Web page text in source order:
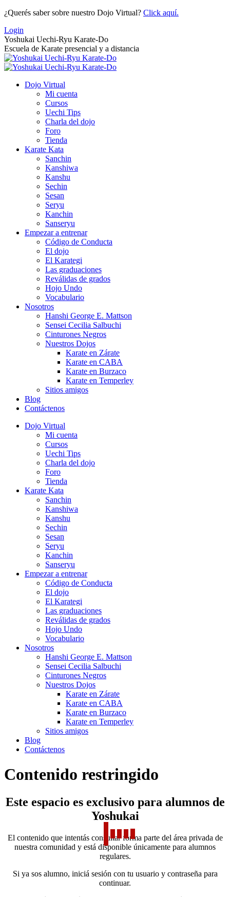
Saltar
contenido
¿Querés saber sobre nuestro Dojo Virtual? Click aquí.
Login
Yoshukai Uechi-Ryu Karate-Do
Escuela de Karate presencial y a distancia
Dojo Virtual
Mi cuenta
Cursos
Uechi Tips
Charla del dojo
Foro
Tienda
Karate Kata
Sanchin
Kanshiwa
Kanshu
Sechin
Sesan
Seryu
Kanchin
Sanseryu
Empezar a entrenar
Código de Conducta
El dojo
El Karategi
Las graduaciones
Reválidas de grados
Hojo Undo
Vocabulario
Nosotros
Hanshi George E. Mattson
Sensei Cecilia Salbuchi
Cinturones Negros
Nuestros Dojos
Karate en Zárate
Karate en CABA
Karate en Burzaco
Karate en Temperley
Sitios amigos
Blog
Contáctenos
Dojo Virtual
Mi cuenta
Cursos
Uechi Tips
Charla del dojo
Foro
Tienda
Karate Kata
Sanchin
Kanshiwa
Kanshu
Sechin
Sesan
Seryu
Kanchin
Sanseryu
Empezar a entrenar
Código de Conducta
El dojo
El Karategi
Las graduaciones
Reválidas de grados
Hojo Undo
Vocabulario
Nosotros
Hanshi George E. Mattson
Sensei Cecilia Salbuchi
Cinturones Negros
Nuestros Dojos
Karate en Zárate
Karate en CABA
Karate en Burzaco
Karate en Temperley
Sitios amigos
Blog
Contáctenos
Contenido restringido
Este espacio es exclusivo para alumnos de
Yoshukai
El contenido que intentás consultar forma parte del área privada de
nuestra comunidad y está disponible únicamente para alumnos
regulares.
Si ya sos alumno, iniciá sesión con tu usuario y contraseña para
continuar.